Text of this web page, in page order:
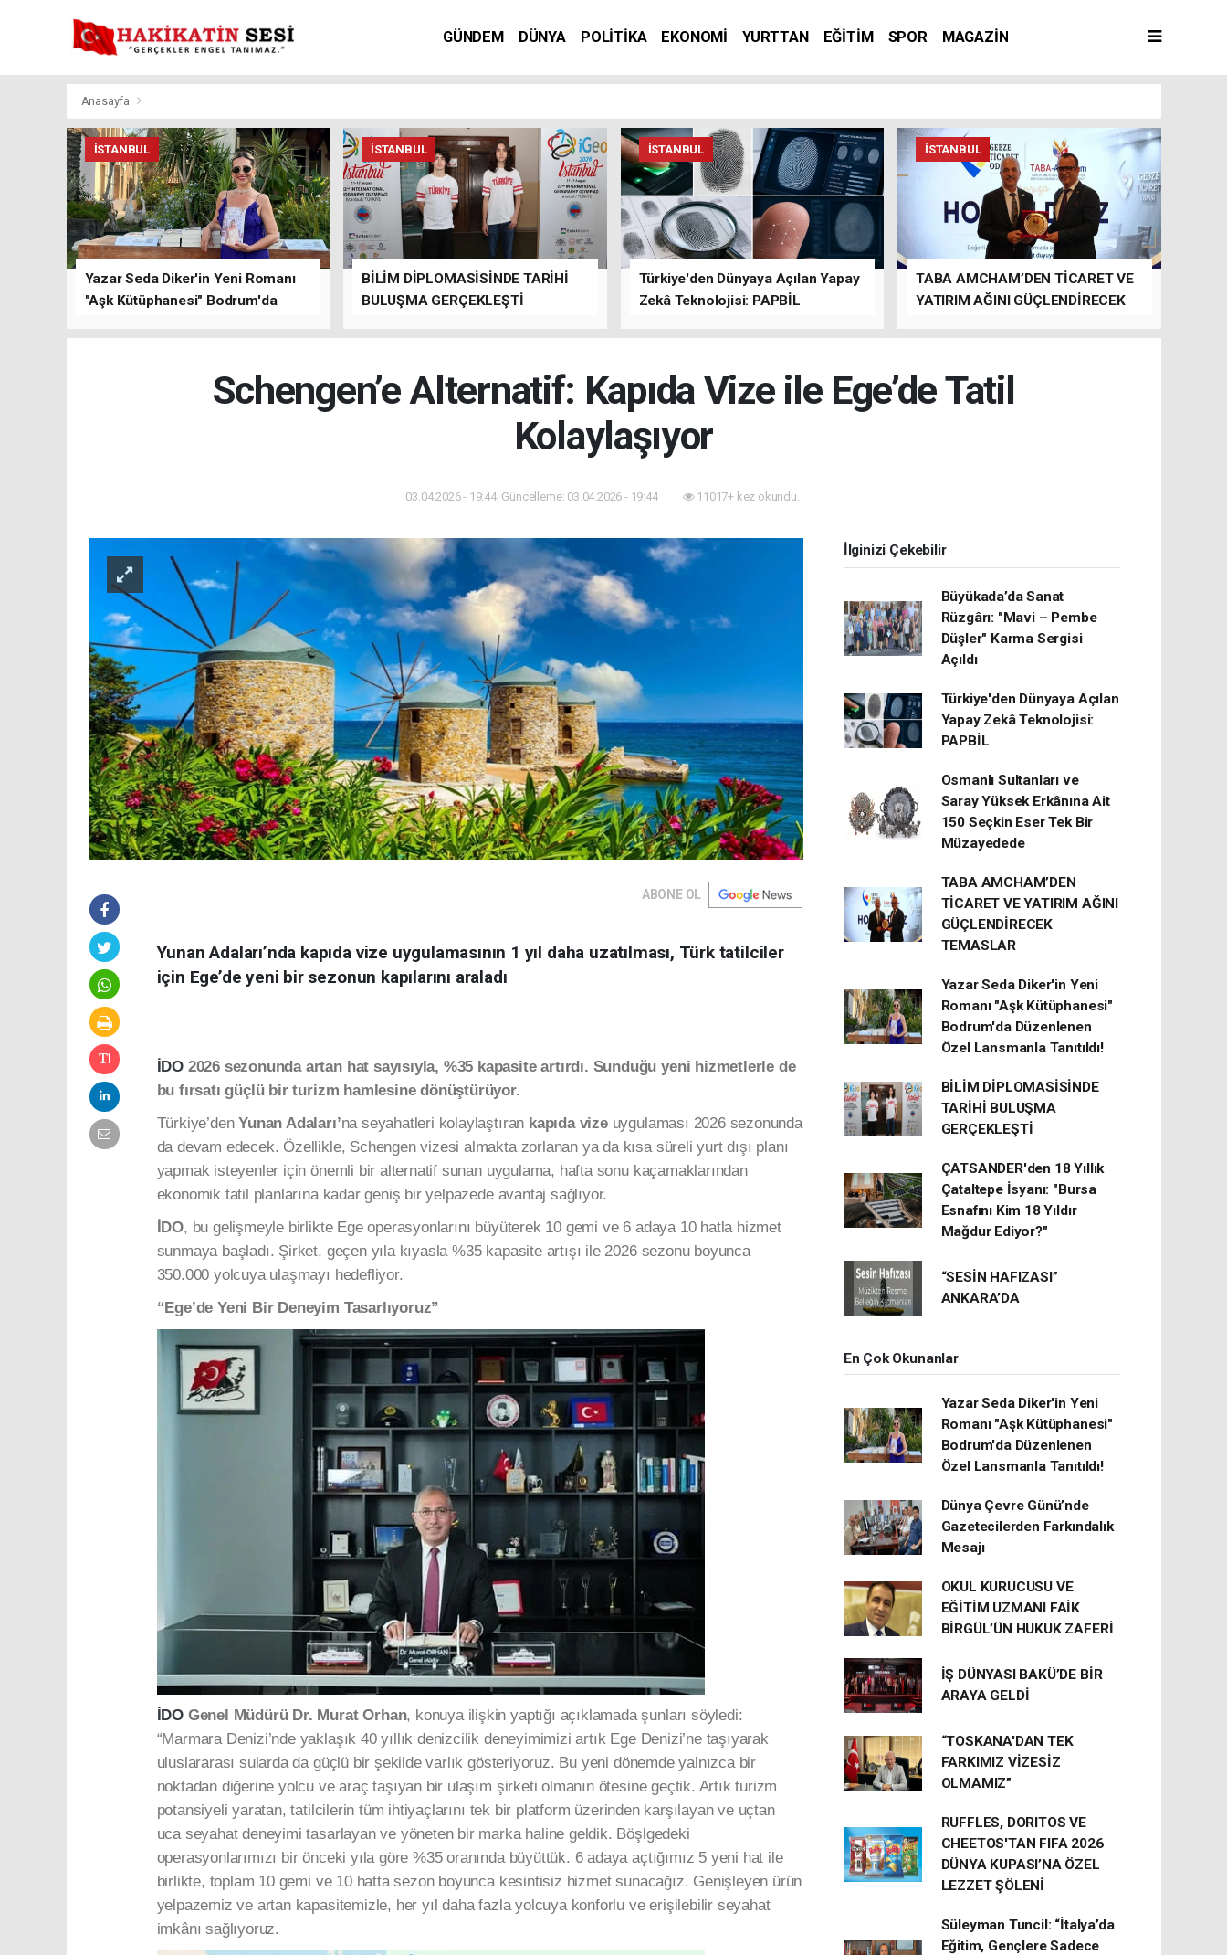
GÜNDEM DÜNYA POLİTİKA EKONOMİ YURTTAN EĞİTİM SPOR MAGAZİN
Anasayfa
İSTANBUL
Yazar Seda Diker'in Yeni Romanı
"Aşk Kütüphanesi" Bodrum'da
İSTANBUL
BİLİM DİPLOMASİSİNDE TARİHİ
BULUŞMA GERÇEKLEŞTİ
İSTANBUL
Türkiye'den Dünyaya Açılan Yapay
Zekâ Teknolojisi: PAPBİL
İSTANBUL
TABA AMCHAM’DEN TİCARET VE
YATIRIM AĞINI GÜÇLENDİRECEK
Schengen’e Alternatif: Kapıda Vize ile Ege’de Tatil
Kolaylaşıyor
03.04.2026 - 19:44, Güncelleme: 03.04.2026 - 19:44 11017+ kez okundu.
ABONE OL
Yunan Adaları’nda kapıda vize uygulamasının 1 yıl daha uzatılması, Türk tatilciler
için Ege’de yeni bir sezonun kapılarını araladı
İDO 2026 sezonunda artan hat sayısıyla, %35 kapasite artırdı. Sunduğu yeni hizmetlerle de
bu fırsatı güçlü bir turizm hamlesine dönüştürüyor.
Türkiye’denYunan Adaları’na seyahatleri kolaylaştıran kapıda vizeuygulaması 2026 sezonunda
da devam edecek. Özellikle, Schengen vizesi almakta zorlanan ya da kısa süreli yurt dışı planı
yapmak isteyenler için önemli bir alternatif sunan uygulama, hafta sonu kaçamaklarından
ekonomik tatil planlarına kadar geniş bir yelpazede avantaj sağlıyor.
İDO, bu gelişmeyle birlikte Ege operasyonlarını büyüterek 10 gemi ve 6 adaya 10 hatla hizmet
sunmaya başladı. Şirket, geçen yıla kıyasla %35 kapasite artışı ile 2026 sezonu boyunca
350.000 yolcuya ulaşmayı hedefliyor.
“Ege’de Yeni Bir Deneyim Tasarlıyoruz”
İDO Genel Müdürü Dr. Murat Orhan, konuya ilişkin yaptığı açıklamada şunları söyledi:
“Marmara Denizi’nde yaklaşık 40 yıllık denizcilik deneyimimizi artık Ege Denizi’ne taşıyarak
uluslararası sularda da güçlü bir şekilde varlık gösteriyoruz. Bu yeni dönemde yalnızca bir
noktadan diğerine yolcu ve araç taşıyan bir ulaşım şirketi olmanın ötesine geçtik. Artık turizm
potansiyeli yaratan, tatilcilerin tüm ihtiyaçlarını tek bir platform üzerinden karşılayan ve uçtan
uca seyahat deneyimi tasarlayan ve yöneten bir marka haline geldik. Böşlgedeki
operasyonlarımızı bir önceki yıla göre %35 oranında büyüttük. 6 adaya açtığımız 5 yeni hat ile
birlikte, toplam 10 gemi ve 10 hatta sezon boyunca kesintisiz hizmet sunacağız. Genişleyen ürün
yelpazemiz ve artan kapasitemizle, her yıl daha fazla yolcuya konforlu ve erişilebilir seyahat
imkânı sağlıyoruz.
İlginizi Çekebilir
Büyükada’da Sanat
Rüzgârı: "Mavi – Pembe
Düşler" Karma Sergisi
Açıldı
Türkiye'den Dünyaya Açılan
Yapay Zekâ Teknolojisi:
PAPBİL
Osmanlı Sultanları ve
Saray Yüksek Erkânına Ait
150 Seçkin Eser Tek Bir
Müzayedede
TABA AMCHAM’DEN
TİCARET VE YATIRIM AĞINI
GÜÇLENDİRECEK
TEMASLAR
Yazar Seda Diker'in Yeni
Romanı "Aşk Kütüphanesi"
Bodrum'da Düzenlenen
Özel Lansmanla Tanıtıldı!
BİLİM DİPLOMASİSİNDE
TARİHİ BULUŞMA
GERÇEKLEŞTİ
ÇATSANDER'den 18 Yıllık
Çataltepe İsyanı: "Bursa
Esnafını Kim 18 Yıldır
Mağdur Ediyor?"
“SESİN HAFIZASI”
ANKARA’DA
En Çok Okunanlar
Yazar Seda Diker'in Yeni
Romanı "Aşk Kütüphanesi"
Bodrum'da Düzenlenen
Özel Lansmanla Tanıtıldı!
Dünya Çevre Günü’nde
Gazetecilerden Farkındalık
Mesajı
OKUL KURUCUSU VE
EĞİTİM UZMANI FAİK
BİRGÜL’ÜN HUKUK ZAFERİ
İŞ DÜNYASI BAKÜ’DE BİR
ARAYA GELDİ
“TOSKANA'DAN TEK
FARKIMIZ VİZESİZ
OLMAMIZ”
RUFFLES, DORITOS VE
CHEETOS'TAN FIFA 2026
DÜNYA KUPASI’NA ÖZEL
LEZZET ŞÖLENİ
Süleyman Tuncil: “İtalya’da
Eğitim, Gençlere Sadece